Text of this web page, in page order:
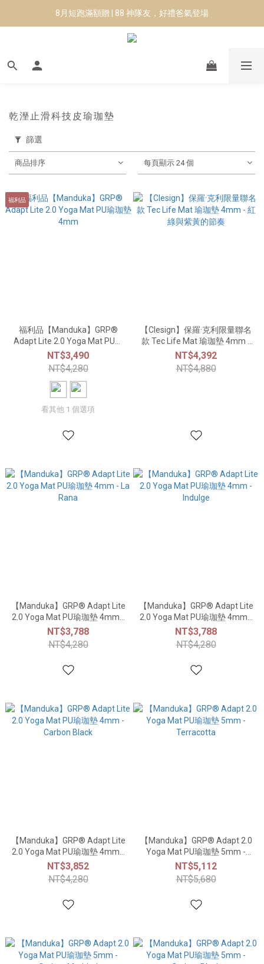
8月短跑滿額贈 | 88 神隊友，好禮爸氣登場
8月短跑滿額贈 | 88 神隊友，好禮爸氣登場
✨CURARING-韓國多功能深層按摩環｜新品預購88折！✨
Manduka-跟著青蛙去旅行｜快閃第二站-台南
乾溼止滑科技皮瑜珈墊
篩選
商品排序 每頁顯示 24 個
福利品
福利品【Manduka】GRP®
Adapt Lite 2.0 Yoga Mat PU瑜
珈墊 4mm
NT$3,490
NT$4,280
看其他 1 個選項
【Clesign】保羅·克利限量聯名
款 Tec Life Mat 瑜珈墊 4mm -
紅綠與紫黃的節奏
NT$4,392
NT$4,880
【Manduka】GRP® Adapt Lite
2.0 Yoga Mat PU瑜珈墊 4mm -
La Rana
NT$3,788
NT$4,280
【Manduka】GRP® Adapt Lite
2.0 Yoga Mat PU瑜珈墊 4mm -
Indulge
NT$3,788
NT$4,280
【Manduka】GRP® Adapt Lite
2.0 Yoga Mat PU瑜珈墊 4mm -
Carbon Black
NT$3,852
NT$4,280
【Manduka】GRP® Adapt 2.0
Yoga Mat PU瑜珈墊 5mm -
Terracotta
NT$5,112
NT$5,680